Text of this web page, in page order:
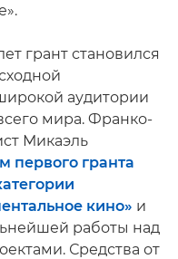
грант становился
аудитории
мира. Франко-
Микаэль
первого гранта
кино» и
работы над
Средства от